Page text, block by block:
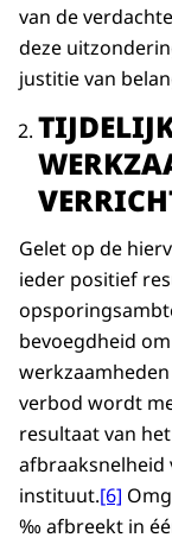
van de
deze
justitie van
Gelet op de
ieder positief
bevoegdheid
verbod wordt
resultaat van
afbraaksnelheid
instituut.[6]
‰ afbreekt in